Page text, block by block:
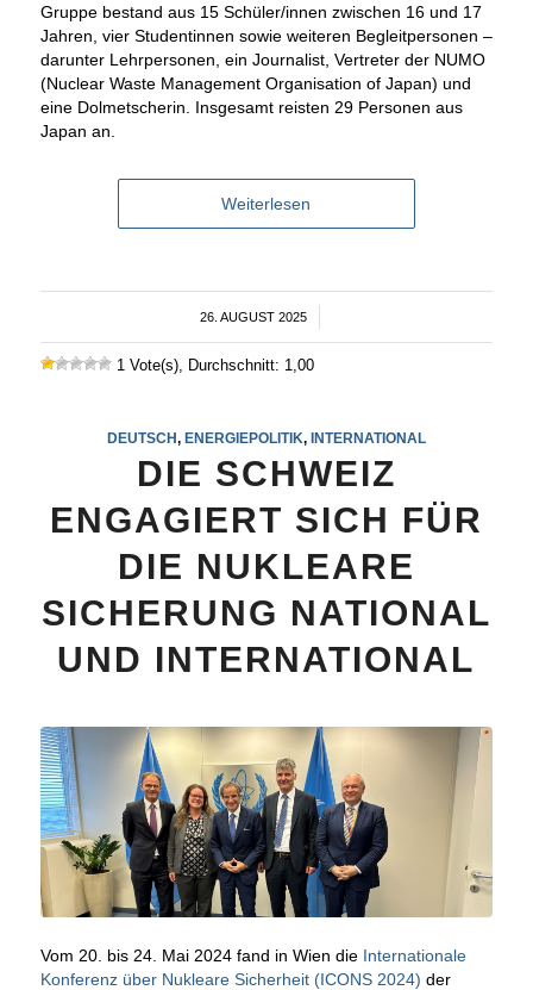
Gruppe bestand aus 15 Schüler/innen zwischen 16 und 17
Jahren, vier Studentinnen sowie weiteren Begleitpersonen –
darunter Lehrpersonen, ein Journalist, Vertreter der NUMO
(Nuclear Waste Management Organisation of Japan) und
eine Dolmetscherin. Insgesamt reisten 29 Personen aus
Japan an.
Weiterlesen
26. AUGUST 2025
/
1 Vote(s), Durchschnitt: 1,00
DEUTSCH, ENERGIEPOLITIK, INTERNATIONAL
DIE SCHWEIZ
ENGAGIERT SICH FÜR
DIE NUKLEARE
SICHERUNG NATIONAL
UND INTERNATIONAL
Vom 20. bis 24. Mai 2024 fand in Wien die Internationale
Konferenz über Nukleare Sicherheit (ICONS 2024) der